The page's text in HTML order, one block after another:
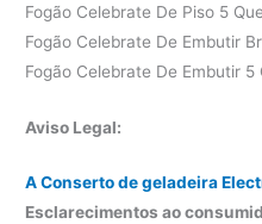
Fogão Celebrate De Piso 5
Fogão Celebrate De Embutir
Fogão Celebrate De Embutir
Aviso Legal:
A Conserto de geladeira
Esclarecimentos ao